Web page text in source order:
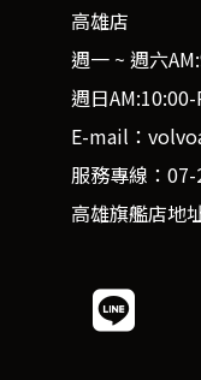
高雄店
週一 ~ 週六
週日
E-mail：
服務專線：
高雄旗艦店地